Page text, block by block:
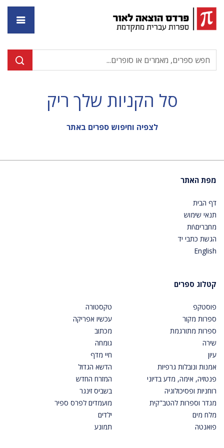
סל הקניות שלך ריק
לצפיה וחיפוש ספרים באתר
מפת האתר
דף הבית
תנאי שימוש
מחברים\ות
הגשת כתבי יד
English
קטלוג ספרים
פוסטקפ
ספרות מקור
ספרות מתורגמת
שירה
עיון
אמנות ונובלות גרפיות
פנטזיה, אימה, מדע בדיוני
רוחניות ופסיכולוגיה
מגדר וספרות להטב"קית
מלח מים
פואנטה
טקסטורה
עכשיו אפריקה
מכתוב
גומחה
חיי מדף
הדשא הגדול
המזרח החדש
בשביס זינגר
מועמדים לפרס ספיר
ילדים
תמונע